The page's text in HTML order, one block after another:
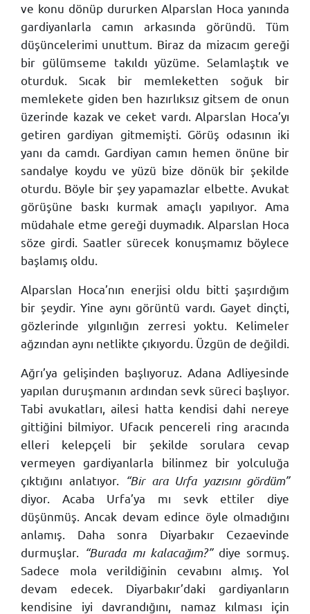
ve konu dönüp dururken Alparslan Hoca yanında
gardiyanlarla camın arkasında göründü. Tüm
düşüncelerimi unuttum. Biraz da mizacım gereği
bir gülümseme takıldı yüzüme. Selamlaştık ve
oturduk. Sıcak bir memleketten soğuk bir
memlekete giden ben hazırlıksız gitsem de onun
üzerinde kazak ve ceket vardı. Alparslan Hoca’yı
getiren gardiyan gitmemişti. Görüş odasının iki
yanı da camdı. Gardiyan camın hemen önüne bir
sandalye koydu ve yüzü bize dönük bir şekilde
oturdu. Böyle bir şey yapamazlar elbette. Avukat
görüşüne baskı kurmak amaçlı yapılıyor. Ama
müdahale etme gereği duymadık. Alparslan Hoca
söze girdi. Saatler sürecek konuşmamız böylece
başlamış oldu.
Alparslan Hoca’nın enerjisi oldu bitti şaşırdığım
bir şeydir. Yine aynı görüntü vardı. Gayet dinçti,
gözlerinde yılgınlığın zerresi yoktu. Kelimeler
ağzından aynı netlikte çıkıyordu. Üzgün de değildi.
Ağrı’ya gelişinden başlıyoruz. Adana Adliyesinde
yapılan duruşmanın ardından sevk süreci başlıyor.
Tabi avukatları, ailesi hatta kendisi dahi nereye
gittiğini bilmiyor. Ufacık pencereli ring aracında
elleri kelepçeli bir şekilde sorulara cevap
vermeyen gardiyanlarla bilinmez bir yolculuğa
çıktığını anlatıyor.
“Bir ara Urfa yazısını gördüm”
diyor. Acaba Urfa’ya mı sevk ettiler diye
düşünmüş. Ancak devam edince öyle olmadığını
anlamış. Daha sonra Diyarbakır Cezaevinde
durmuşlar.
“Burada mı kalacağım?”diye sormuş.
Sadece mola verildiğinin cevabını almış. Yol
devam edecek. Diyarbakır’daki gardiyanların
kendisine iyi davrandığını, namaz kılması için